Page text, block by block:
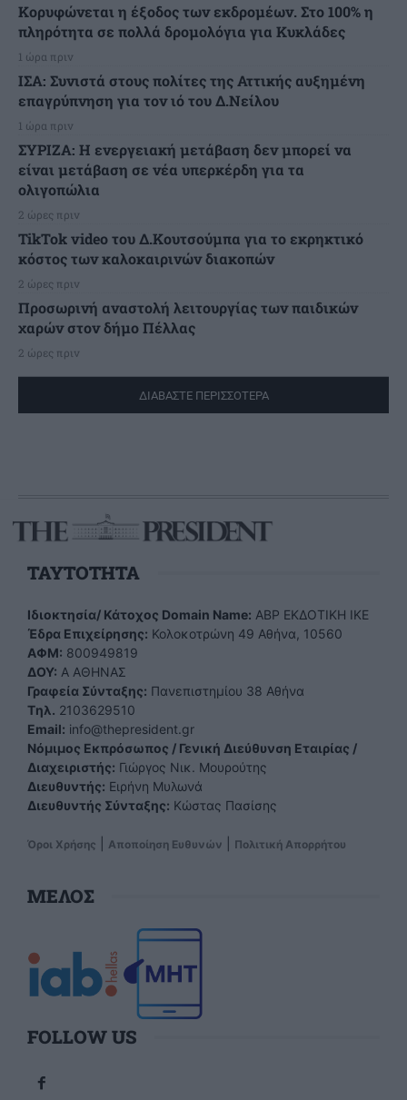
Κορυφώνεται η έξοδος των εκδρομέων. Στο 100% η
πληρότητα σε πολλά δρομολόγια για Κυκλάδες
1 ώρα πριν
ΙΣΑ: Συνιστά στους πολίτες της Αττικής αυξημένη
επαγρύπνηση για τον ιό του Δ.Νείλου
1 ώρα πριν
ΣΥΡΙΖΑ: Η ενεργειακή μετάβαση δεν μπορεί να
είναι μετάβαση σε νέα υπερκέρδη για τα
ολιγοπώλια
2 ώρες πριν
TikTok video του Δ.Κουτσούμπα για το εκρηκτικό
κόστος των καλοκαιρινών διακοπών
2 ώρες πριν
Προσωρινή αναστολή λειτουργίας των παιδικών
χαρών στον δήμο Πέλλας
2 ώρες πριν
ΔΙΑΒΑΣΤΕ ΠΕΡΙΣΣΟΤΕΡΑ
TAYTOTHTA
Ιδιοκτησία/ Κάτοχος Domain Name: ΑBP ΕΚΔΟΤΙΚΗ ΙΚΕ
Έδρα Επιχείρησης: Κολοκοτρώνη 49 Αθήνα, 10560
ΑΦΜ: 800949819
ΔΟΥ: Α ΑΘΗΝΑΣ
Γραφεία Σύνταξης: Πανεπιστημίου 38 Αθήνα
Tηλ. 2103629510
Email: info@thepresident.gr
Νόμιμος Εκπρόσωπος / Γενική Διεύθυνση Εταιρίας /
Διαχειριστής: Γιώργος Νικ. Μουρούτης
Διευθυντής: Ειρήνη Μυλωνά
Διευθυντής Σύνταξης: Κώστας Πασίσης
Όροι Χρήσης Αποποίηση Ευθυνών Πολιτική Απορρήτου
ΜΕΛΟΣ
FOLLOW US